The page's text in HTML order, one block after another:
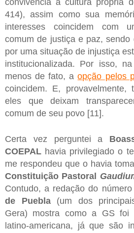
convivência a cultura própria
414), assim como sua
interesses coincidem com
comum de justiça e paz, sendo
por uma situação de injustiça
institucionalizada. Por isso,
menos de fato, aopção pelos
coincidem. E, provavelmente,
eles que deixam
comum de seu povo [11].
Certa vez perguntei a
COEPAL havia privilegiado o
me respondeu que o havia
Constituição Pastoral
Contudo, a redação do
de Puebla(um dos
Gera) mostra como a GS foi
latino-americana, já que são